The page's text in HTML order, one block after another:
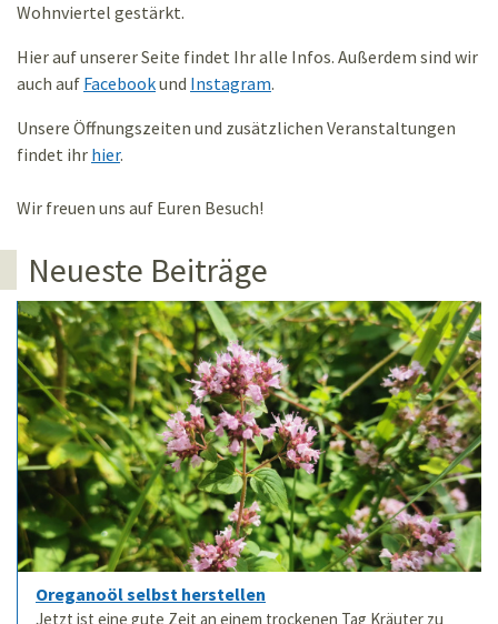
Wohnviertel gestärkt.
Hier auf unserer Seite findet Ihr alle Infos. Außerdem sind wir
auch auf Facebookund Instagram.
Unsere Öffnungszeiten und zusätzlichen Veranstaltungen
findet ihr hier.
Wir freuen uns auf Euren Besuch!
Neueste Beiträge
Oreganoöl selbst herstellen
Jetzt ist eine gute Zeit an einem trockenen Tag Kräuter zu